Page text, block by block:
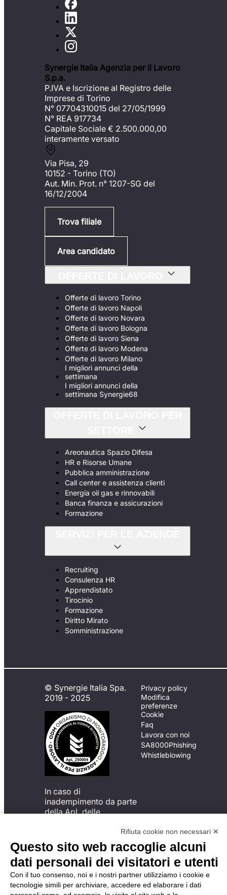
Synergie Italia Agenzia per il Lavoro
S.p.a.
P.IVA e Iscrizione al Registro delle
Imprese di Torino
N° 07704310015 del 27/05/1999
N° REA 917734
Capitale Sociale € 2.500.000,00
interamente versato
Via Pisa, 29
10152 - Torino (TO)
Aut. Min. Prot. n° 1207-SG del
16/12/2004
Trova filiale
Area candidato
Offerte di lavoro Torino
Offerte di lavoro Napoli
Offerte di lavoro Novara
Offerte di lavoro Bologna
Offerte di lavoro Siena
Offerte di lavoro Modena
Offerte di lavoro Milano
I migliori annunci della
settimana
I migliori annunci della
settimana Synergie68
Areonautica Spazio Difesa
HR e Risorse Umane
Pubblica amministrazione
Call center e assistenza clienti
Energia oil gas e rinnovabili
Banca finanza e assicurazioni
Formazione
Recruiting
Consulenza HR
Apprendistato
Tirocinio
Formazione
Diritto Mirato
Somministrazione
© Synergie Italia Spa.
2019 - 2025
In caso di
inadempimento da parte
della ApL delle
del Codice di Condotta, è
possibile presentare un
reclamo
all’Organismo di
Monitoraggio utilizzando
una delle modalità
descritte al seguente
Privacy policy
Modifica
preferenze
Cookie
Faq
Lavora con noi
SA8000Phishing
Whistleblowing
Rifiuta cookie non necessari ✕
Questo sito web raccoglie alcuni
dati personali dei visitatori e utenti
Con il tuo consenso, noi e i nostri partner utilizziamo i cookie e
tecnologie simili per archiviare, accedere ed elaborare i dati